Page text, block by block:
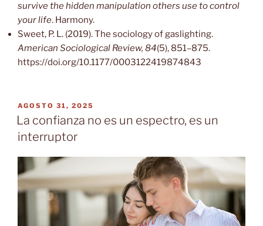
survive the hidden manipulation others use to control
your life. Harmony.
Sweet, P. L. (2019). The sociology of gaslighting.
American Sociological Review, 84(5), 851–875.
https://doi.org/10.1177/0003122419874843
PUBLICADO
EL
AGOSTO 31, 2025
La confianza no es un espectro, es un
interruptor